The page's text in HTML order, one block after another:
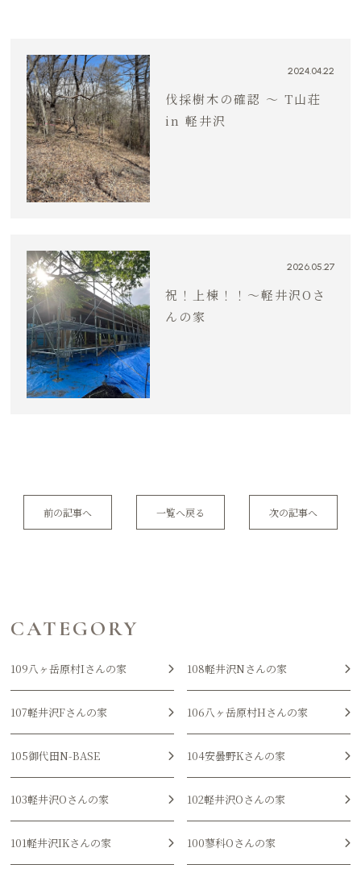
2024.04.22
伐採樹木の確認 〜 T山荘
in 軽井沢
2026.05.27
祝！上棟！！〜軽井沢Oさ
んの家
前の記事へ 一覧へ戻る 次の記事へ
CATEGORY
109八ヶ岳原村Iさんの家 108軽井沢Nさんの家
107軽井沢Fさんの家 106八ヶ岳原村Hさんの家
105御代田N-BASE 104安曇野Kさんの家
103軽井沢Oさんの家 102軽井沢Oさんの家
101軽井沢IKさんの家 100蓼科Oさんの家